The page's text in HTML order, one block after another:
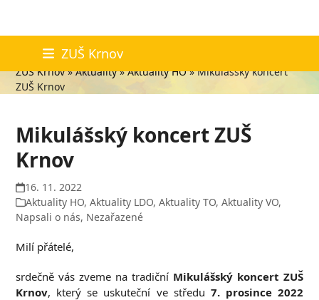
content
ZUŠ Krnov
Aktuality
ZUŠ Krnov»Aktuality»Aktuality HO»Mikulášský koncert
ZUŠ Krnov
Mikulášský koncert ZUŠ
Krnov
16. 11. 2022
Aktuality HO,Aktuality LDO,Aktuality TO,Aktuality VO,
Napsali o nás, Nezařazené
Milí přátelé,
srdečně vás zveme na tradiční Mikulášský koncert ZUŠ
Krnov, který se uskuteční ve středu 7. prosince 2022